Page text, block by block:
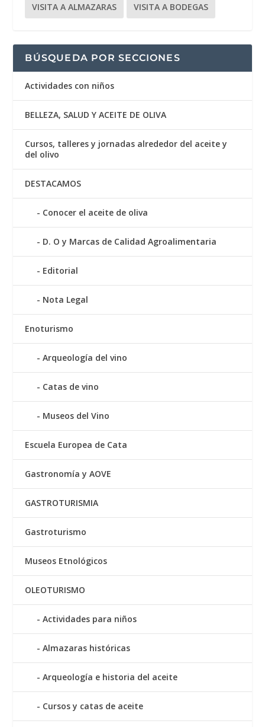
VISITA A ALMAZARAS VISITA A BODEGAS
BÚSQUEDA POR SECCIONES
Actividades con niños
BELLEZA, SALUD Y ACEITE DE OLIVA
Cursos, talleres y jornadas alrededor del aceite y
del olivo
DESTACAMOS
Conocer el aceite de oliva
D. O y Marcas de Calidad Agroalimentaria
Editorial
Nota Legal
Enoturismo
Arqueología del vino
Catas de vino
Museos del Vino
Escuela Europea de Cata
Gastronomía y AOVE
GASTROTURISMIA
Gastroturismo
Museos Etnológicos
OLEOTURISMO
Actividades para niños
Almazaras históricas
Arqueología e historia del aceite
Cursos y catas de aceite